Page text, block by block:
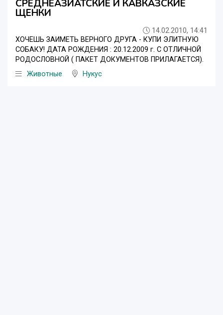
СРЕДНЕАЗИАТСКИЕ И КАВКАЗСКИЕ
ЩЕНКИ
14.02.2010, 14:41
ХОЧЕШЬ ЗАИМЕТЬ ВЕРНОГО ДРУГА - КУПИ ЭЛИТНУЮ
СОБАКУ! ДАТА РОЖДЕНИЯ : 20.12.2009 г. С ОТЛИЧНОЙ
РОДОСЛОВНОЙ ( ПАКЕТ ДОКУМЕНТОВ ПРИЛАГАЕТСЯ).
Животные
Нукус